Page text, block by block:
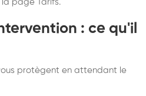
la page Tarifs.
: ce qu'il
protègent en attendant le